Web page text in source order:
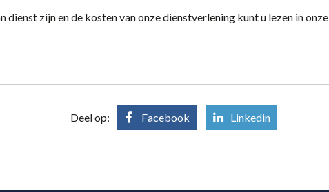
zijn en de kosten van onze dienstverlening kunt u lezen in onze
Deel op: Facebook Linkedin